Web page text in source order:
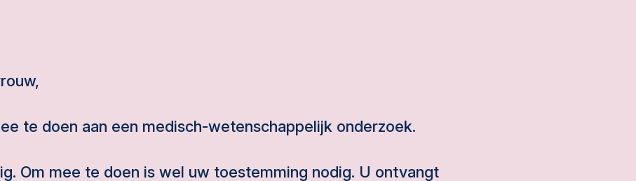
te doen aan een medisch-wetenschappelijk onderzoek.
Om mee te doen is wel uw toestemming nodig. U ontvangt